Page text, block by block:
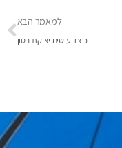
למאמר הבא
כיצד עושים יציקת בטון